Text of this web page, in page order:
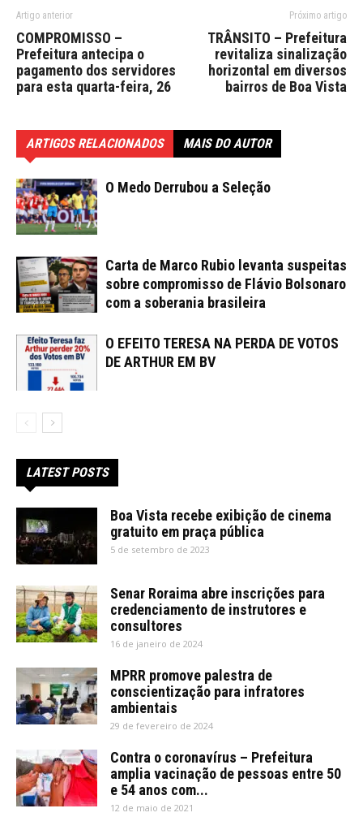
Artigo anterior
COMPROMISSO –
Prefeitura antecipa o
pagamento dos servidores
para esta quarta-feira, 26
Próximo artigo
TRÂNSITO – Prefeitura
revitaliza sinalização
horizontal em diversos
bairros de Boa Vista
ARTIGOS RELACIONADOS MAIS DO AUTOR
O Medo Derrubou a Seleção
Carta de Marco Rubio levanta suspeitas
sobre compromisso de Flávio Bolsonaro
com a soberania brasileira
O EFEITO TERESA NA PERDA DE VOTOS
DE ARTHUR EM BV
LATEST POSTS
Boa Vista recebe exibição de cinema
gratuito em praça pública
5 de setembro de 2023
Senar Roraima abre inscrições para
credenciamento de instrutores e
consultores
16 de janeiro de 2024
MPRR promove palestra de
conscientização para infratores
ambientais
29 de fevereiro de 2024
Contra o coronavírus – Prefeitura
amplia vacinação de pessoas entre 50
e 54 anos com...
12 de maio de 2021